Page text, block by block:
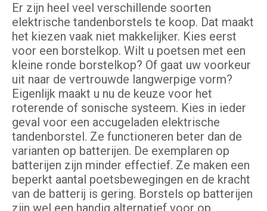
Er zijn heel veel verschillende soorten
elektrische tandenborstels te koop. Dat maakt
het kiezen vaak niet makkelijker. Kies eerst
voor een borstelkop. Wilt u poetsen met een
kleine ronde borstelkop? Of gaat uw voorkeur
uit naar de vertrouwde langwerpige vorm?
Eigenlijk maakt u nu de keuze voor het
roterende of sonische systeem. Kies in ieder
geval voor een accugeladen elektrische
tandenborstel. Ze functioneren beter dan de
varianten op batterijen. De exemplaren op
batterijen zijn minder effectief. Ze maken een
beperkt aantal poetsbewegingen en de kracht
van de batterij is gering. Borstels op batterijen